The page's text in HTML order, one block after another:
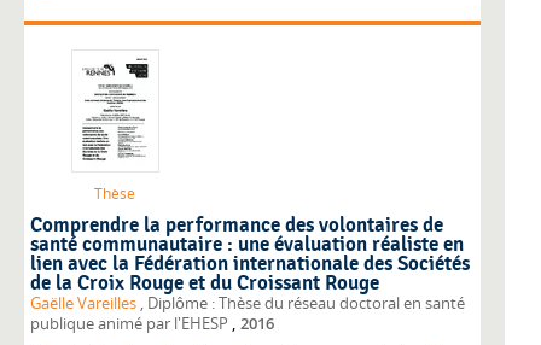
Thèse
Comprendre la performance des volontaires de
santé communautaire : une évaluation réaliste en
lien avec la Fédération internationale des Sociétés
de la Croix Rouge et du Croissant Rouge
Gaëlle Vareilles , Diplôme : Thèse du réseau doctoral en santé
publique animé par l'EHESP , 2016